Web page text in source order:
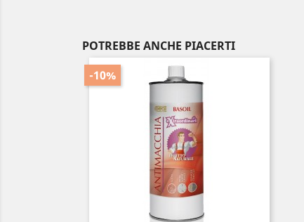
POTREBBE ANCHE PIACERTI
-10%